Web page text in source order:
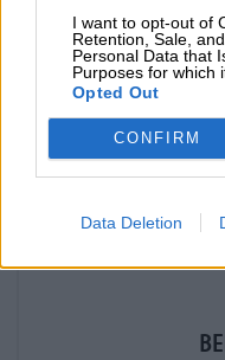
I want to opt-out of
Retention, Sale,
Personal Data that
Purposes for which
Opted Out
CONFIRM
Data Deletion